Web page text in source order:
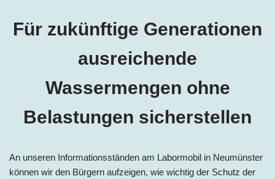
Für zukünftige Generationen
ausreichende
Wassermengen ohne
Belastungen sicherstellen
An unseren Informationsständen am Labormobil in Neumünster
können wir den Bürgern aufzeigen, wie wichtig der Schutz der